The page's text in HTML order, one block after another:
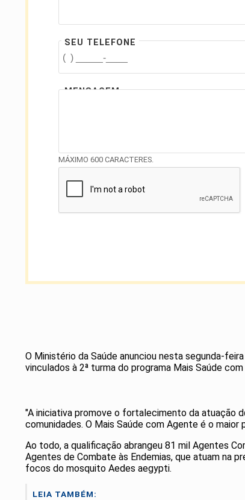
SEU TELEFONE
MENSAGEM
MÁXIMO 600 CARACTERES.
O Ministério da Saúde anunciou nesta segunda-
vinculados à 2ª turma do programa Mais Saúde
"A iniciativa promove o fortalecimento da atuação
comunidades. O Mais Saúde com Agente é o
Ao todo, a qualificação abrangeu 81 mil Agentes
Agentes de Combate às Endemias, que atuam na
focos do mosquito Aedes aegypti.
LEIA TAMBÉM: